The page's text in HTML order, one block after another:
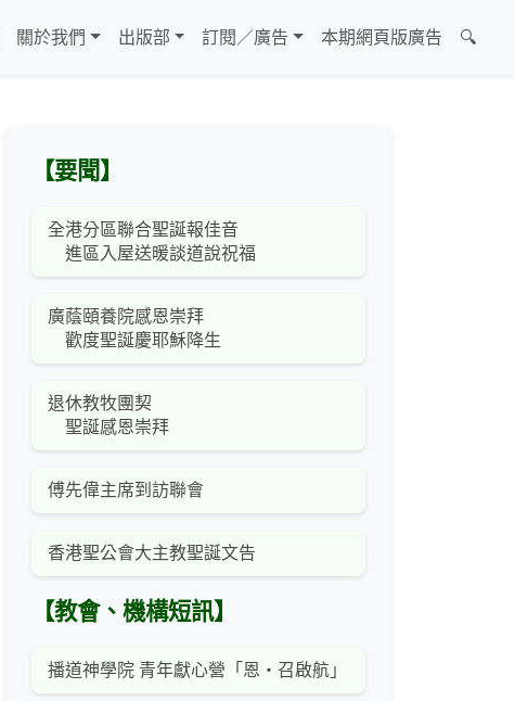
關於我們 出版部 訂閱／廣告 本期網頁版廣告 🔍
【要聞】
全港分區聯合聖誕報佳音
進區入屋送暖談道說祝福
廣蔭頤養院感恩崇拜
歡度聖誕慶耶穌降生
退休教牧團契
聖誕感恩崇拜
傅先偉主席到訪聯會
香港聖公會大主教聖誕文告
【教會、機構短訊】
播道神學院 青年獻心營「恩‧召啟航」